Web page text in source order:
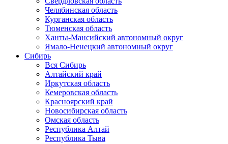
Челябинская область
Курганская область
Тюменская область
Ханты-Мансийский автономный округ
Ямало-Ненецкий автономный округ
Сибирь
Вся Сибирь
Алтайский край
Иркутская область
Кемеровская область
Красноярский край
Новосибирская область
Омская область
Республика Алтай
Республика Тыва